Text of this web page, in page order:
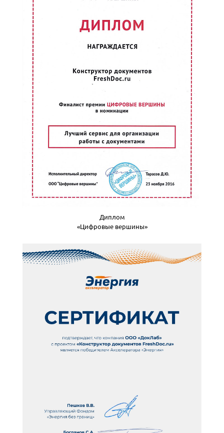
Диплом
«Цифровые вершины»